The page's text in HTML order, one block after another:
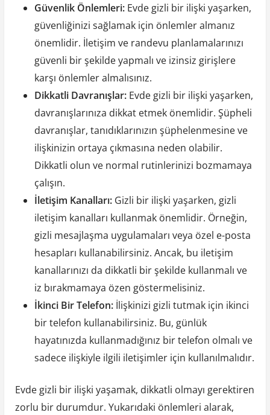
Güvenlik Önlemleri:Evde gizli bir ilişki yaşarken,
güvenliğinizi sağlamak için önlemler almanız
önemlidir. İletişim ve randevu planlamalarınızı
güvenli bir şekilde yapmalı ve izinsiz girişlere
karşı önlemler almalısınız.
Dikkatli Davranışlar:Evde gizli bir ilişki yaşarken,
davranışlarınıza dikkat etmek önemlidir. Şüpheli
davranışlar, tanıdıklarınızın şüphelenmesine ve
ilişkinizin ortaya çıkmasına neden olabilir.
Dikkatli olun ve normal rutinlerinizi bozmamaya
çalışın.
İletişim Kanalları:Gizli bir ilişki yaşarken, gizli
iletişim kanalları kullanmak önemlidir. Örneğin,
gizli mesajlaşma uygulamaları veya özel e-posta
hesapları kullanabilirsiniz. Ancak, bu iletişim
kanallarınızı da dikkatli bir şekilde kullanmalı ve
iz bırakmamaya özen göstermelisiniz.
İkinci Bir Telefon:İlişkinizi gizli tutmak için ikinci
bir telefon kullanabilirsiniz. Bu, günlük
hayatınızda kullanmadığınız bir telefon olmalı ve
sadece ilişkiyle ilgili iletişimler için kullanılmalıdır.
Evde gizli bir ilişki yaşamak, dikkatli olmayı gerektiren
zorlu bir durumdur. Yukarıdaki önlemleri alarak,